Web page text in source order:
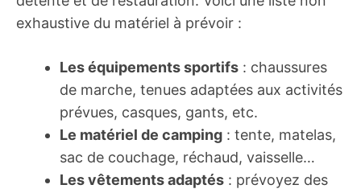
exhaustive du matériel à prévoir :
Les équipements sportifs : chaussures
de marche, tenues adaptées aux activités
prévues, casques, gants, etc.
Le matériel de camping : tente, matelas,
sac de couchage, réchaud, vaisselle…
Les vêtements adaptés : prévoyez des